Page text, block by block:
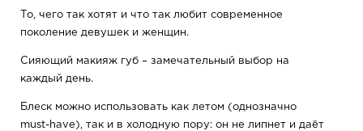
То, чего так хотят и что так любит современное
поколение девушек и женщин.
Сияющий макияж губ – замечательный выбор на
каждый день.
Блеск можно использовать как летом (однозначно
must-have), так и в холодную пору: он не липнет и даёт